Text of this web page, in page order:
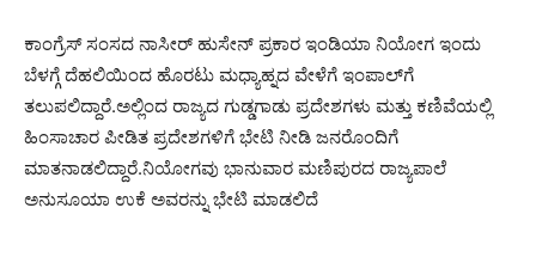
ಕಾಂಗ್ರೆಸ್ ಸಂಸದ ನಾಸೀರ್ ಹುಸೇನ್ ಪ್ರಕಾರ ಇಂಡಿಯಾ ನಿಯೋಗ ಇಂದು
ಬೆಳಗ್ಗೆ ದೆಹಲಿಯಿಂದ ಹೊರಟು ಮಧ್ಯಾಹ್ನದ ವೇಳೆಗೆ ಇಂಪಾಲ್‌ಗೆ
ತಲುಪಲಿದ್ದಾರೆ.ಅಲ್ಲಿಂದ ರಾಜ್ಯದ ಗುಡ್ಡಗಾಡು ಪ್ರದೇಶಗಳು ಮತ್ತು ಕಣಿವೆಯಲ್ಲಿ
ಹಿಂಸಾಚಾರ ಪೀಡಿತ ಪ್ರದೇಶಗಳಿಗೆ ಭೇಟಿ ನೀಡಿ ಜನರೊಂದಿಗೆ
ಮಾತನಾಡಲಿದ್ದಾರೆ.ನಿಯೋಗವು ಭಾನುವಾರ ಮಣಿಪುರದ ರಾಜ್ಯಪಾಲೆ
ಅನುಸೂಯಾ ಉಕೆ ಅವರನ್ನು ಭೇಟಿ ಮಾಡಲಿದೆ